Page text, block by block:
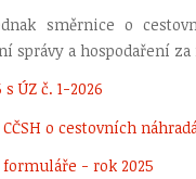
směrnice o
správy a hospodaření
ÚZ č. 1-2026
o cestovních
- rok 2025